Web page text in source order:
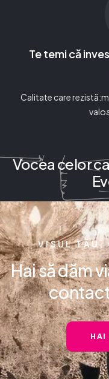
Te temi că
Calitate care
Vocea celor
VISUL TĂU,
Hai să dăm
HAI